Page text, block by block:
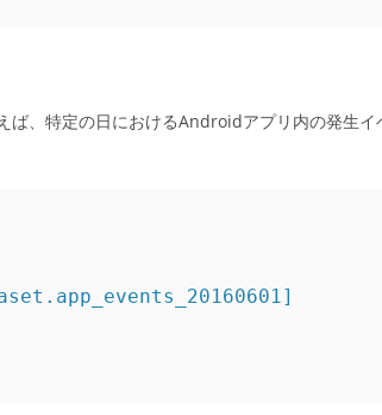
ば、特定の日におけるAndroidアプリ内の発生イ